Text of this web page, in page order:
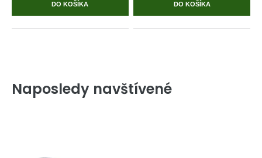
DO KOŠÍKA DO KOŠÍKA
Naposledy navštívené